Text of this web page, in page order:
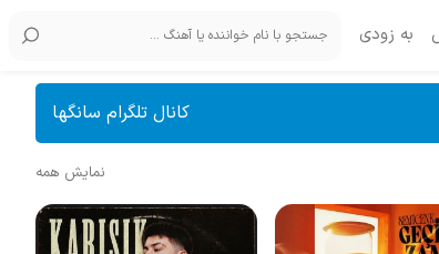
به زودی
کانال تلگرام سانگها
نمایش همه